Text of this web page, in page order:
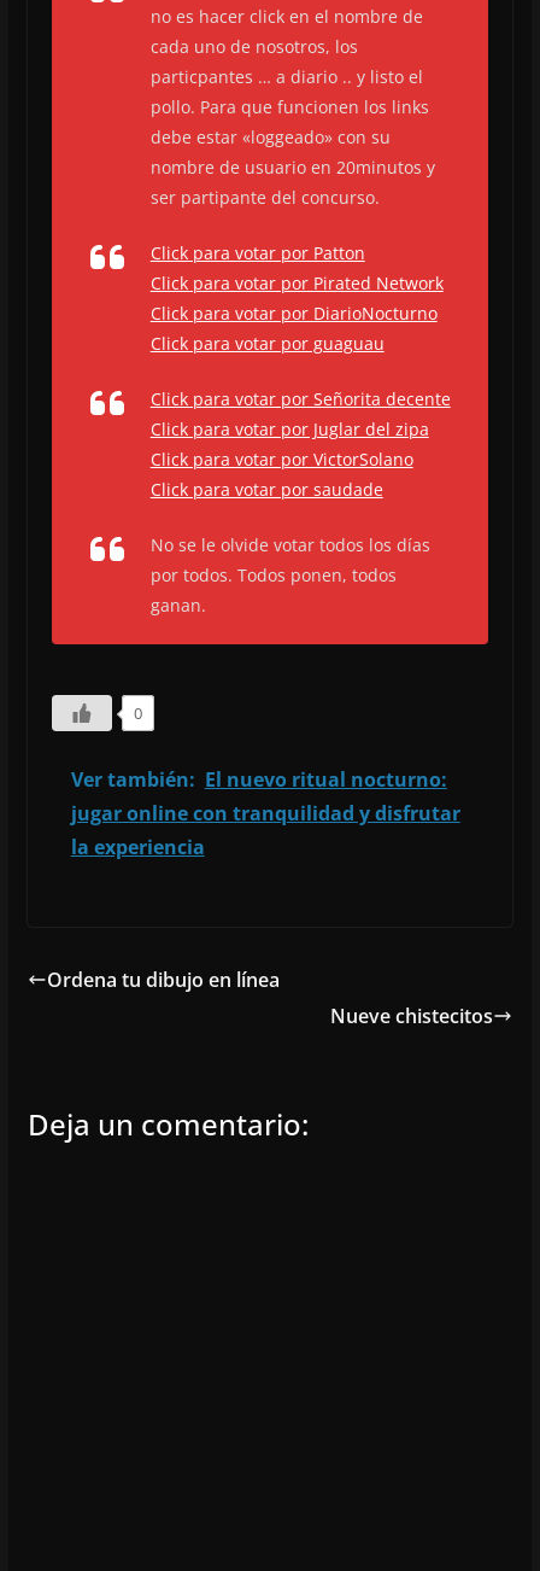
no es hacer click en el nombre de
cada uno de nosotros, los
particpantes … a diario .. y listo el
pollo. Para que funcionen los links
debe estar «loggeado» con su
nombre de usuario en 20minutos y
ser partipante del concurso.
Click para votar por Patton
Click para votar por Pirated Network
Click para votar por DiarioNocturno
Click para votar por guaguau
Click para votar por Señorita decente
Click para votar por Juglar del zipa
Click para votar por VictorSolano
Click para votar por saudade
No se le olvide votar todos los días
por todos. Todos ponen, todos
ganan.
0
Ver también: El nuevo ritual nocturno:
jugar online con tranquilidad y disfrutar
la experiencia
Ordena tu dibujo en línea
Nueve chistecitos
Deja un comentario: